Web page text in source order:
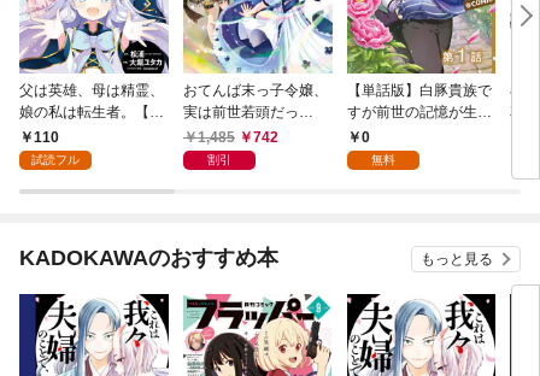
父は英雄、母は精霊、
娘の私は転生者。【分
冊版】 1
110
試読フル
おてんば末っ子令嬢、
実は前世若頭だっ
た！？ ～皆で領地を
守ります！～
1,485 742
割引
【単話版】白豚貴族で
すが前世の記憶が生え
たのでひよこな弟育て
ます@COMIC 第1話
0
無料
小
花
も
KADOKAWAのおすすめ本 もっと見る